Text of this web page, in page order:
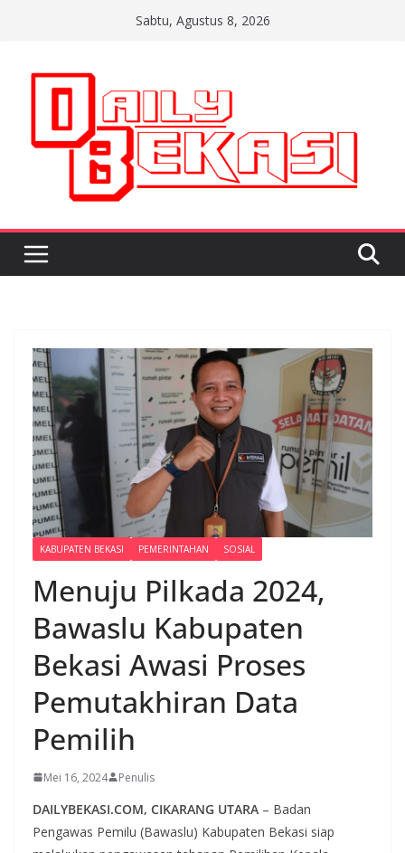
Sabtu, Agustus 8, 2026
KABUPATEN BEKASI PEMERINTAHAN SOSIAL
Menuju Pilkada 2024,
Bawaslu Kabupaten
Bekasi Awasi Proses
Pemutakhiran Data
Pemilih
Mei 16, 2024 Penulis
DAILYBEKASI.COM, CIKARANG UTARA – Badan
Pengawas Pemilu (Bawaslu) Kabupaten Bekasi siap